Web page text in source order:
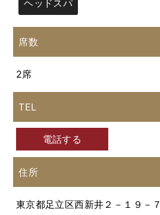
ヘッドスパ
席数
2席
TEL
電話する
住所
東京都足立区西新井２－１９－７